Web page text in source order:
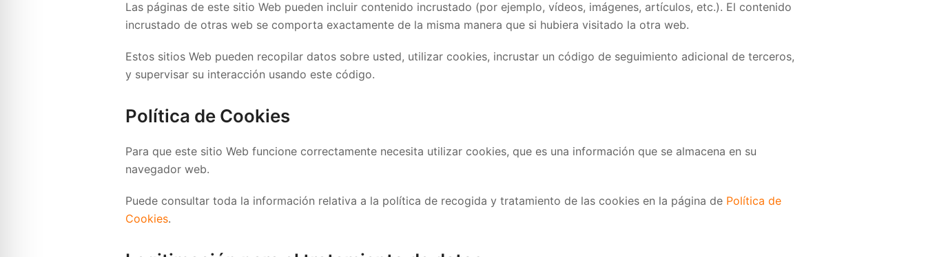
Las páginas de este sitio Web pueden incluir contenido incrustado (por ejemplo, vídeos, imágenes, artículos, etc.). El contenido
incrustado de otras web se comporta exactamente de la misma manera que si hubiera visitado la otra web.
Estos sitios Web pueden recopilar datos sobre usted, utilizar cookies, incrustar un código de seguimiento adicional de terceros,
y supervisar su interacción usando este código.
Política de Cookies
Para que este sitio Web funcione correctamente necesita utilizar cookies, que es una información que se almacena en su
navegador web.
Puede consultar toda la información relativa a la política de recogida y tratamiento de las cookies en la página de Política de
Cookies.